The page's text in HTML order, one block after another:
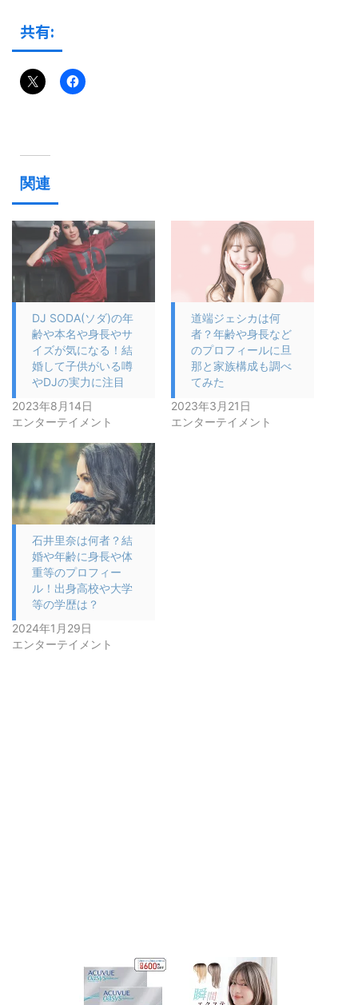
共有:
関連
DJ SODA(ソダ)の年
齢や本名や身長やサ
イズが気になる！結
婚して子供がいる噂
やDJの実力に注目
2023年8月14日
エンターテイメント
道端ジェシカは何
者？年齢や身長など
のプロフィールに旦
那と家族構成も調べ
てみた
2023年3月21日
エンターテイメント
石井里奈は何者？結
婚や年齢に身長や体
重等のプロフィー
ル！出身高校や大学
等の学歴は？
2024年1月29日
エンターテイメント